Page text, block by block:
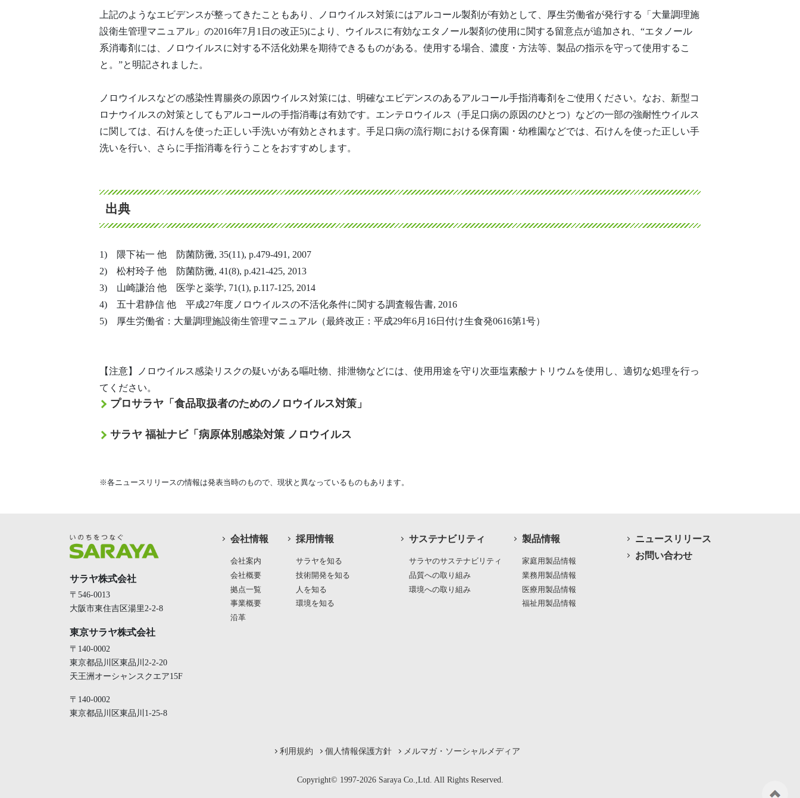
上記のようなエビデンスが整ってきたこともあり、ノロウイルス対策にはアルコール製剤が有効として、厚生労働省が発行する「大量調理施
設衛生管理マニュアル」の2016年7月1日の改正5)により、ウイルスに有効なエタノール製剤の使用に関する留意点が追加され、“エタノール
系消毒剤には、ノロウイルスに対する不活化効果を期待できるものがある。使用する場合、濃度・方法等、製品の指示を守って使用するこ
と。”と明記されました。
ノロウイルスなどの感染性胃腸炎の原因ウイルス対策には、明確なエビデンスのあるアルコール手指消毒剤をご使用ください。なお、新型コ
ロナウイルスの対策としてもアルコールの手指消毒は有効です。エンテロウイルス（手足口病の原因のひとつ）などの一部の強耐性ウイルス
に関しては、石けんを使った正しい手洗いが有効とされます。手足口病の流行期における保育園・幼稚園などでは、石けんを使った正しい手
洗いを行い、さらに手指消毒を行うことをおすすめします。
出典
1) 隈下祐一 他 防菌防黴, 35(11), p.479-491, 2007
2) 松村玲子 他 防菌防黴, 41(8), p.421-425, 2013
3) 山崎謙治 他 医学と薬学, 71(1), p.117-125, 2014
4) 五十君静信 他 平成27年度ノロウイルスの不活化条件に関する調査報告書, 2016
5) 厚生労働省：大量調理施設衛生管理マニュアル（最終改正：平成29年6月16日付け生食発0616第1号）
【注意】ノロウイルス感染リスクの疑いがある嘔吐物、排泄物などには、使用用途を守り次亜塩素酸ナトリウムを使用し、適切な処理を行っ
てください。
プロサラヤ「食品取扱者のためのノロウイルス対策」
サラヤ 福祉ナビ「病原体別感染対策 ノロウイルス
※各ニュースリリースの情報は発表当時のもので、現状と異なっているものもあります。
サラヤ株式会社
〒546-0013
大阪市東住吉区湯里2-2-8
東京サラヤ株式会社
〒140-0002
東京都品川区東品川2-2-20
天王洲オーシャンスクエア15F
〒140-0002
東京都品川区東品川1-25-8
会社情報
会社案内
会社概要
拠点一覧
事業概要
沿革
採用情報
サラヤを知る
技術開発を知る
人を知る
環境を知る
サステナビリティ
サラヤのサステナビリティ
品質への取り組み
環境への取り組み
製品情報
家庭用製品情報
業務用製品情報
医療用製品情報
福祉用製品情報
ニュースリリース
お問い合わせ
利用規約 個人情報保護方針 メルマガ・ソーシャルメディア
Copyright© 1997-2026 Saraya Co.,Ltd. All Rights Reserved.